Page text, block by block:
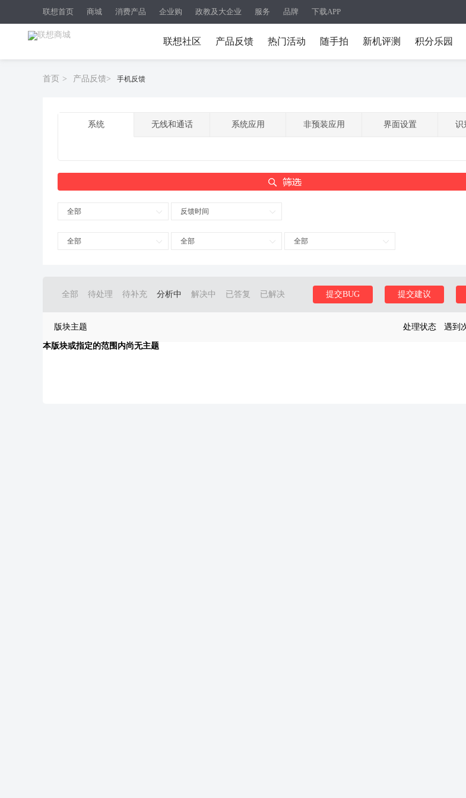
联想首页 商城 消费产品 企业购 政教及大企业 服务 品牌 下载APP
联想社区 产品反馈 热门活动 随手拍 新机评测 积分乐园
首页 > 产品反馈> 手机反馈
系统 无线和通话 系统应用 非预装应用 界面设置 识
全部 反馈时间
全部 全部 全部
全部 待处理 待补充 分析中 解决中 已答复 已解决 提交建议
提交BUG
版块主题 处理状态 遇到
本版块或指定的范围内尚无主题